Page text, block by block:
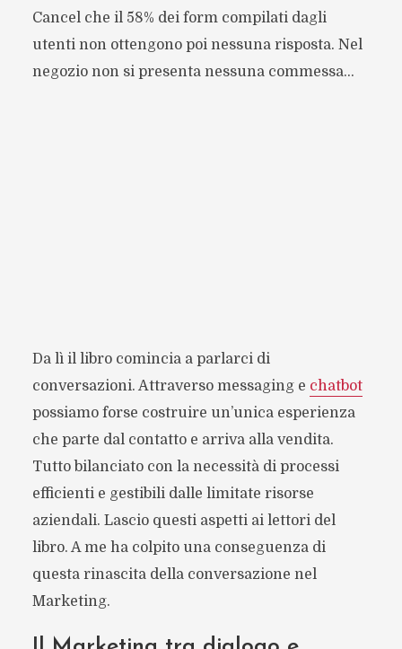
Cancel che il 58% dei form compilati dagli
utenti non ottengono poi nessuna risposta. Nel
negozio non si presenta nessuna commessa…
Da lì il libro comincia a parlarci di
conversazioni. Attraverso messaging e chatbot
possiamo forse costruire un’unica esperienza
che parte dal contatto e arriva alla vendita.
Tutto bilanciato con la necessità di processi
efficienti e gestibili dalle limitate risorse
aziendali. Lascio questi aspetti ai lettori del
libro. A me ha colpito una conseguenza di
questa rinascita della conversazione nel
Marketing.